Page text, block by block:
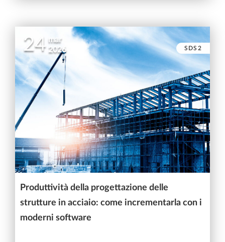
24 mar
2026
SDS2
Produttività della progettazione delle
strutture in acciaio: come incrementarla con i
moderni software